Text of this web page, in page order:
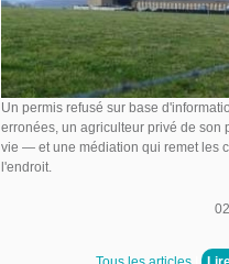
Un permis refusé sur base
erronées, un agriculteur privé de son
vie — et une médiation qui remet les
l'endroit.